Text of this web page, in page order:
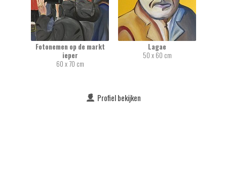
Fotonemen op de markt
ieper
60 x 70 cm
Lagae
50 x 60 cm
Profiel bekijken